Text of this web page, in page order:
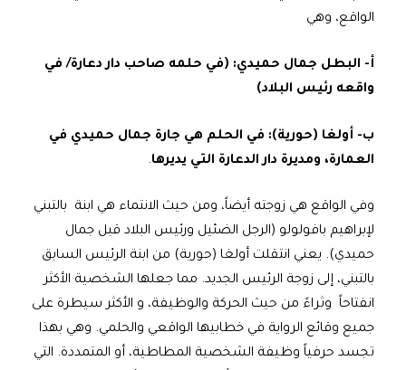
الواقع، وهي
أ‌- البطل جمال حميدي: (في حلمه صاحب دار دعارة/ في
واقعه رئيس البلاد)
ب‌- أولغا (حورية): في الحلم هي جارة جمال حميدي في
العمارة، ومديرة دار الدعارة التي يديرها.
وفي الواقع هي زوجته أيضاً، ومن حيث الانتماء هي ابنة بالتبني
لإبراهيم بافولولو (الرجل الضئيل ورئيس البلاد قبل جمال
حميدي). يعني انتقلت أولغا (حورية) من ابنة الرئيس السابق
بالتبني، إلى زوجة الرئيس الجديد. مما جعلها الشخصية الأكثر
انفتاحاً وثراءً من حيث الحركة والوظيفة، و الأكثر سيطرة على
جميع وقائع الرواية في خطابيها الواقعي والحلمي. وهي بهذا
تجسد حرفياً وظيفة الشخصية المطاطية، أو المتمددة. التي